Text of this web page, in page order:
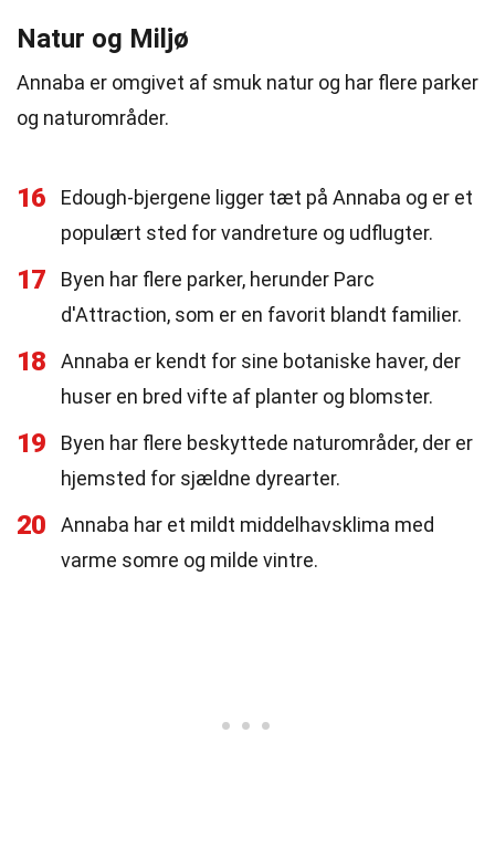
Natur og Miljø
Annaba er omgivet af smuk natur og har flere parker
og naturområder.
16
Edough-bjergene ligger tæt på Annaba og er et
populært sted for vandreture og udflugter.
17
Byen har flere parker, herunder Parc
d'Attraction, som er en favorit blandt familier.
18
Annaba er kendt for sine botaniske haver, der
huser en bred vifte af planter og blomster.
19
Byen har flere beskyttede naturområder, der er
hjemsted for sjældne dyrearter.
20
Annaba har et mildt middelhavsklima med
varme somre og milde vintre.